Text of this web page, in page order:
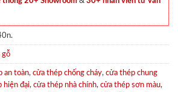
gỗ
an toàn, cửa thép chống cháy, cửa thép chung
hiện đại, cửa thép nhà chính, cửa thép sơn màu,